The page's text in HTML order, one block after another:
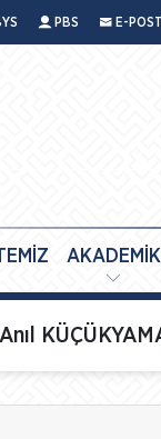
PBS E-
AKADEMİK